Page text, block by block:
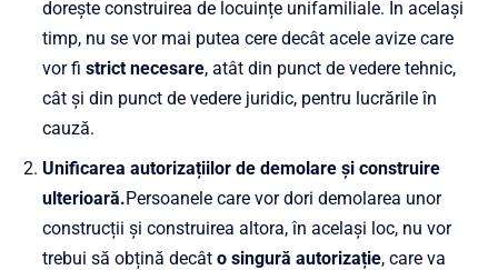
dorește construirea de locuințe unifamiliale. În același
timp, nu se vor mai putea cere decât acele avize care
vor fi strict necesare, atât din punct de vedere tehnic,
cât și din punct de vedere juridic, pentru lucrările în
cauză.
Unificarea autorizațiilor de demolare și construire
ulterioară.Persoanele care vor dori demolarea unor
construcții și construirea altora, în același loc, nu vor
trebui să obțină decât o singură autorizație, care va